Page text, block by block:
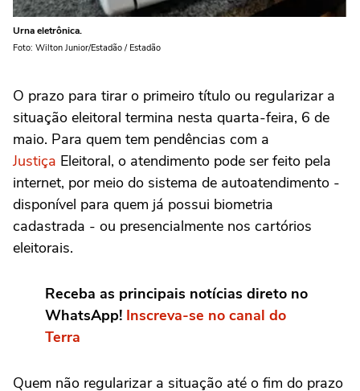
Urna eletrônica.
Foto: Wilton Junior/Estadão / Estadão
O prazo para tirar o primeiro título ou regularizar a
situação eleitoral termina nesta quarta-feira, 6 de
maio. Para quem tem pendências com a
Justiça Eleitoral, o atendimento pode ser feito pela
internet, por meio do sistema de autoatendimento -
disponível para quem já possui biometria
cadastrada - ou presencialmente nos cartórios
eleitorais.
Receba as principais notícias direto no
WhatsApp! Inscreva-se no canal do
Terra
Quem não regularizar a situação até o fim do prazo